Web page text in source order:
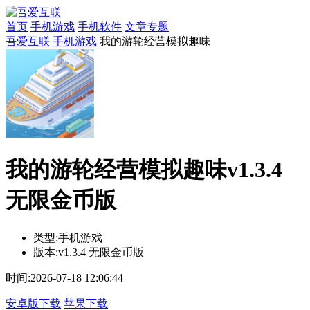
首页 手机游戏 手机软件 文章专题
吾爱互联 手机游戏 我的游轮经营模拟趣味
我的游轮经营模拟趣味v1.3.4
无限金币版
类型:手机游戏
版本:v1.3.4 无限金币版
时间:2026-07-18 12:06:44
安卓版下载 苹果下载